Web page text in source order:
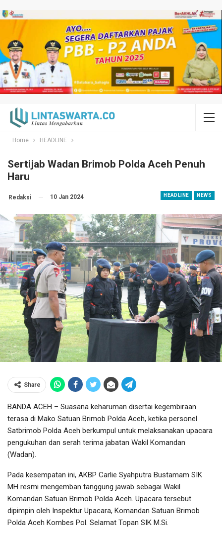
Home HEADLINE
Sertijab Wadan Brimob Polda Aceh Penuh
Haru
HEADLINE NEWS
Redaksi 10 Jan 2024
Share
BANDA ACEH – Suasana keharuman disertai kegembiraan
terasa di Mako Satuan Brimob Polda Aceh, ketika personel
Satbrimob Polda Aceh berkumpul untuk melaksanakan upacara
pengukuhan dan serah terima jabatan Wakil Komandan
(Wadan).
Pada kesempatan ini, AKBP Carlie Syahputra Bustamam SIK
MH resmi mengemban tanggung jawab sebagai Wakil
Komandan Satuan Brimob Polda Aceh. Upacara tersebut
dipimpin oleh Inspektur Upacara, Komandan Satuan Brimob
Polda Aceh Kombes Pol. Selamat Topan SIK M.Si.